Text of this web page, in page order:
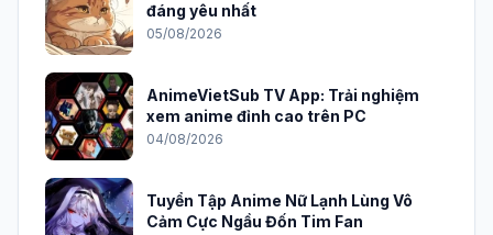
đáng yêu nhất
05/08/2026
AnimeVietSub TV App: Trải nghiệm
xem anime đỉnh cao trên PC
04/08/2026
Tuyển Tập Anime Nữ Lạnh Lùng Vô
Cảm Cực Ngầu Đốn Tim Fan